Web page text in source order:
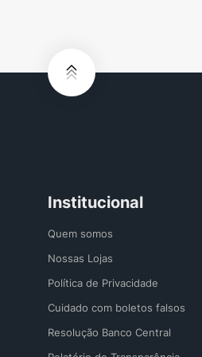
Institucional
Quem somos
Nossas Lojas
Política de Privacidade
Cuidado com boletos falsos
Resolução Banco Central